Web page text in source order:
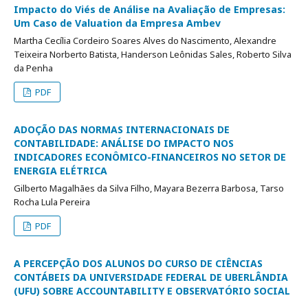
Impacto do Viés de Análise na Avaliação de Empresas:
Um Caso de Valuation da Empresa Ambev
Martha Cecília Cordeiro Soares Alves do Nascimento, Alexandre
Teixeira Norberto Batista, Handerson Leônidas Sales, Roberto Silva
da Penha
PDF
ADOÇÃO DAS NORMAS INTERNACIONAIS DE
CONTABILIDADE: ANÁLISE DO IMPACTO NOS
INDICADORES ECONÔMICO-FINANCEIROS NO SETOR DE
ENERGIA ELÉTRICA
Gilberto Magalhães da Silva Filho, Mayara Bezerra Barbosa, Tarso
Rocha Lula Pereira
PDF
A PERCEPÇÃO DOS ALUNOS DO CURSO DE CIÊNCIAS
CONTÁBEIS DA UNIVERSIDADE FEDERAL DE UBERLÂNDIA
(UFU) SOBRE ACCOUNTABILITY E OBSERVATÓRIO SOCIAL